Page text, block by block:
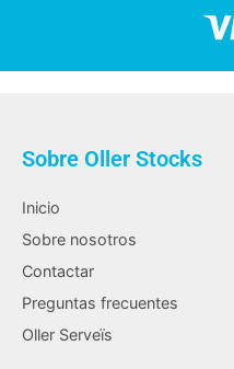
Sobre Oller Stocks
Inicio
Sobre nosotros
Contactar
Preguntas frecuentes
Oller Serveïs